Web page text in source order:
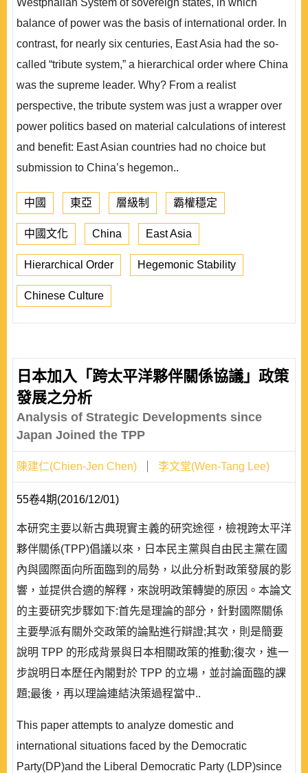
Westphalian System of sovereign states, in which
balance of power was the basis of international order. In
contrast, for nearly six centuries, East Asia had the so-
called “tribute system,” a hierarchical order where China
was the supreme leader. Why? From a realist
perspective, the tribute system was just a wrapper over
power politics based on material calculations of interest
and benefit: East Asian countries had no choice but
submission to China’s hegemon..
中國 東亞 層級制 霸權穩定
中國文化 China East Asia
Hierarchical Order Hegemonic Stability
Chinese Culture
日本加入「跨太平洋夥伴關係協議」政策
發展之分析
Analysis of Strategic Developments since
Japan Joined the TPP
陳建仁(Chien-Jen Chen) 李文堂(Wen-Tang Lee)
55卷4期(2016/12/01)
本研究主要以新古典現實主義的研究途徑，檢視跨太平洋
夥伴關係(TPP)倡議以來，日本民主黨與自由民主黨在國
內與國際面向所面臨到的局勢，以此分析對政策發展的影
響，並提供合適的解釋，來說明政策轉變的原因。本論文
的主要研究步驟如下:首先是理論的部分，針對國際關係
主要學派有關外交政策的論點進行辯證;其次，則是簡要
說明 TPP 的形成背景與日本相關政策的推動;復次，進一
步說明日本歷任內閣對於 TPP 的立場，並討論面臨的課
題;最後，再以理論連結決策過程當中..
This paper attempts to analyze domestic and
international situations faced by the Democratic
Party(DP)and the Liberal Democratic Party (LDP)since